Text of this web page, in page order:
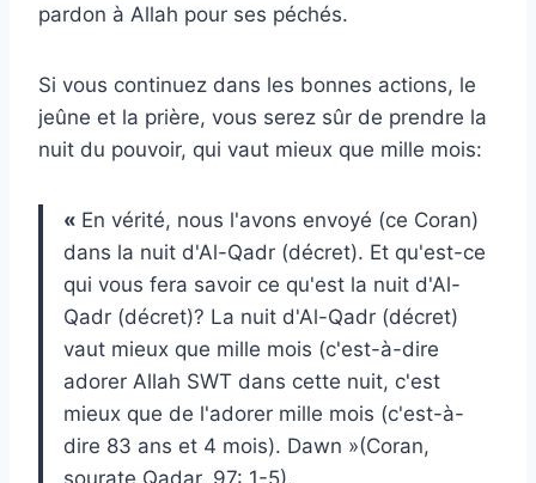
pardon à Allah pour ses péchés.
Si vous continuez dans les bonnes actions, le
jeûne et la prière, vous serez sûr de prendre la
nuit du pouvoir, qui vaut mieux que mille mois:
« En vérité, nous l'avons envoyé (ce Coran)
dans la nuit d'Al-Qadr (décret). Et qu'est-ce
qui vous fera savoir ce qu'est la nuit d'Al-
Qadr (décret)? La nuit d'Al-Qadr (décret)
vaut mieux que mille mois (c'est-à-dire
adorer Allah SWT dans cette nuit, c'est
mieux que de l'adorer mille mois (c'est-à-
dire 83 ans et 4 mois). Dawn »(Coran,
sourate Qadar, 97: 1-5).